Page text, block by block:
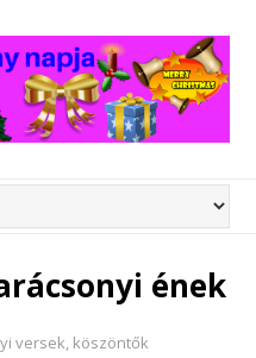
ének
versek, köszöntők